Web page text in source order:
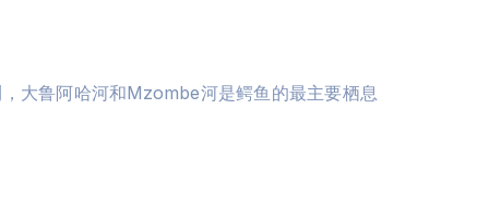
大鲁阿哈河和Mzombe河是鳄鱼的最主要栖息